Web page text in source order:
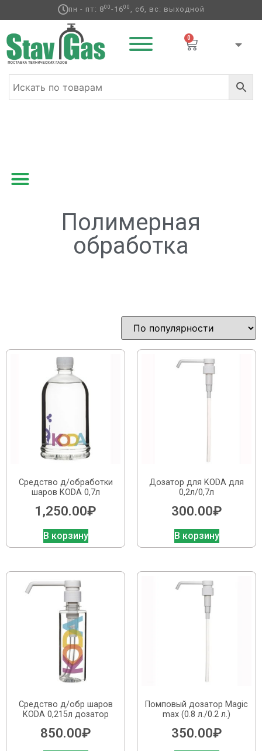
пн - пт: 800-1600 , сб, вс: выходной
0
Полимерная
обработка
Средство д/обработки
шаров KODA 0,7л
1,250.00₽
В корзину
Дозатор для KODA для
0,2л/0,7л
300.00₽
В корзину
Средство д/обр шаров
KODA 0,215л дозатор
850.00₽
Помповый дозатор Magic
max (0.8 л./0.2 л.)
350.00₽